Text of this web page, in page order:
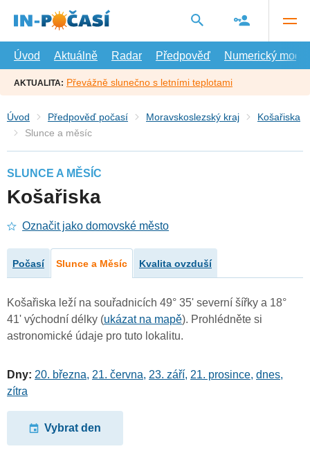
hlavní
Úvod
Aktuálně Radar Předpověď Numerický model
AKTUALITA: Převážně slunečno s letními teplotami
Úvod Předpověď počasí Moravskoslezský kraj
Košařiska
Slunce a měsíc
SLUNCE A MĚSÍC
Košařiska
Označit jako domovské město
Počasí Slunce a Měsíc Kvalita ovzduší
Košařiska leží na souřadnicích 49° 35' severní šířky a 18°
41' východní délky (ukázat na mapě). Prohlédněte si
astronomické údaje pro tuto lokalitu.
Dny: 20. března, 21. června, 23. září, 21. prosince, dnes,
zítra
Vybrat den